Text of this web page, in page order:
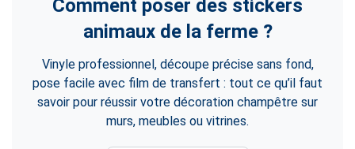
Comment poser des stickers
animaux de la ferme ?
Vinyle professionnel, découpe précise sans fond,
pose facile avec film de transfert : tout ce qu’il faut
savoir pour réussir votre décoration champêtre sur
murs, meubles ou vitrines.